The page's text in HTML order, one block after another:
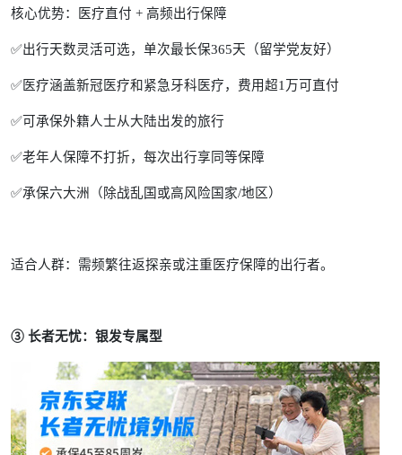
核心优势：医疗直付 + 高频出行保障
✅出行天数灵活可选，单次最长保365天（留学党友好）
✅医疗涵盖新冠医疗和紧急牙科医疗，费用超1万可直付
✅可承保外籍人士从大陆出发的旅行
✅老年人保障不打折，每次出行享同等保障
✅承保六大洲（除战乱国或高风险国家/地区）
适合人群：需频繁往返探亲或注重医疗保障的出行者。
③ 长者无忧：银发专属型